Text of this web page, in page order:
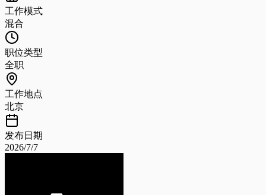
工作模式
混合
职位类型
全职
工作地点
北京
发布日期
2026/7/7